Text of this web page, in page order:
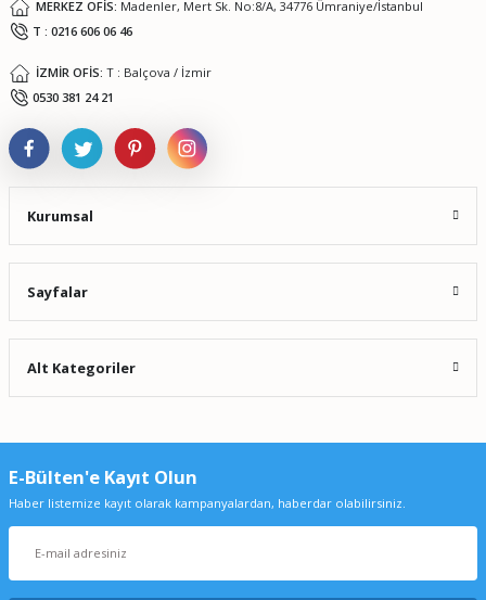
MERKEZ OFİS: Madenler, Mert Sk. No:8/A, 34776 Ümraniye/İstanbul
T : 0216 606 06 46
İZMİR OFİS: T : Balçova / İzmir
0530 381 24 21
Kurumsal
Sayfalar
Alt Kategoriler
E-Bülten'e Kayıt Olun
Haber listemize kayıt olarak kampanyalardan, haberdar olabilirsiniz.